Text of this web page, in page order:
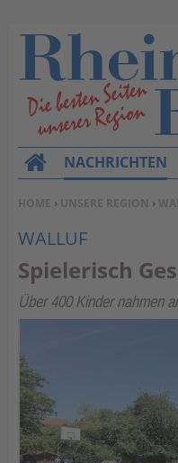
SIE BEFINDEN SICH HIER:
HOME › UNSERE REGION ›
WALLUF
Spielerisch
Über 400 Kinder nahmen
H
o
m
e
NACHRICHTEN